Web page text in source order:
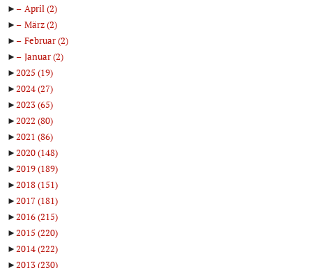
►
April(2)
►
März(2)
►
Februar(2)
►
Januar(2)
►2025 (19)
►2024(27)
►2023(65)
►2022 (80)
►2021 (86)
►2020(148)
►2019(189)
►2018(151)
►2017(181)
►2016(215)
►2015 (220)
►2014(222)
►2013(230)